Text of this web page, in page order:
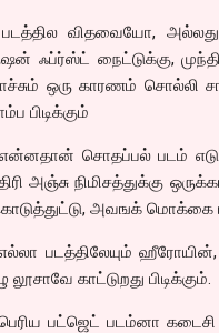
படத்தில விதவையோ,
ஃப்ர்ஸ்ட் நைட்டுக்கு,
ஒரு காரணம் சொல்லி
பிடிக்கும்
சொதப்பல் படம்
அஞ்சு நிமிசத்துக்கு
அவஙக் மொக்கை
படத்திலேயும்
லூசாவே காட்டுறது பிடிக்கும்.
பட்ஜெட் படம்னா கடைசி